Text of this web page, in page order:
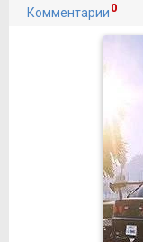
Комментарии 0